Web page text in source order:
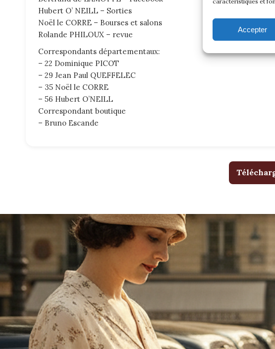
Accepter
Hubert O’ NEILL – Sorties
Noël le CORRE – Bourses et salons
Rolande PHILOUX – revue
Correspondants départementaux:
– 22 Dominique PICOT
– 29 Jean Paul QUEFFELEC
– 35 Noël le CORRE
– 56 Hubert O’NEILL
Correspondant boutique
– Bruno Escande